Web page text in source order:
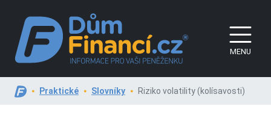
MENU
Praktické Slovníky Riziko volatility (kolísavosti)